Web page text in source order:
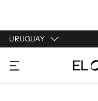
URUGUAY
URUGUAY
ARGENTINA